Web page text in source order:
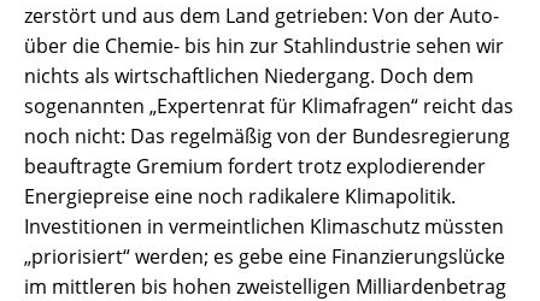
zerstört und aus dem Land getrieben: Von der Auto-
über die Chemie- bis hin zur Stahlindustrie sehen wir
nichts als wirtschaftlichen Niedergang. Doch dem
sogenannten „Expertenrat für Klimafragen“ reicht das
noch nicht: Das regelmäßig von der Bundesregierung
beauftragte Gremium fordert trotz explodierender
Energiepreise eine noch radikalere Klimapolitik.
Investitionen in vermeintlichen Klimaschutz müssten
„priorisiert“ werden; es gebe eine Finanzierungslücke
im mittleren bis hohen zweistelligen Milliardenbetrag